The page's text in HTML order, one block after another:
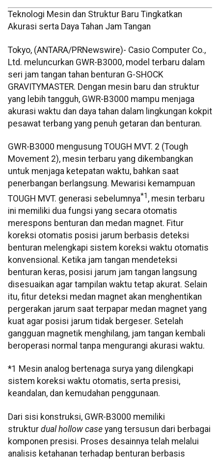
Teknologi Mesin dan Struktur Baru Tingkatkan
Akurasi serta Daya Tahan Jam Tangan
Tokyo, (ANTARA/PRNewswire)- Casio Computer Co.,
Ltd. meluncurkan GWR-B3000, model terbaru dalam
seri jam tangan tahan benturan G-SHOCK
GRAVITYMASTER. Dengan mesin baru dan struktur
yang lebih tangguh, GWR-B3000 mampu menjaga
akurasi waktu dan daya tahan dalam lingkungan kokpit
pesawat terbang yang penuh getaran dan benturan.
GWR-B3000 mengusung TOUGH MVT. 2 (Tough
Movement 2), mesin terbaru yang dikembangkan
untuk menjaga ketepatan waktu, bahkan saat
penerbangan berlangsung. Mewarisi kemampuan
TOUGH MVT. generasi sebelumnya*1 , mesin terbaru
ini memiliki dua fungsi yang secara otomatis
merespons benturan dan medan magnet. Fitur
koreksi otomatis posisi jarum berbasis deteksi
benturan melengkapi sistem koreksi waktu otomatis
konvensional. Ketika jam tangan mendeteksi
benturan keras, posisi jarum jam tangan langsung
disesuaikan agar tampilan waktu tetap akurat. Selain
itu, fitur deteksi medan magnet akan menghentikan
pergerakan jarum saat terpapar medan magnet yang
kuat agar posisi jarum tidak bergeser. Setelah
gangguan magnetik menghilang, jam tangan kembali
beroperasi normal tanpa mengurangi akurasi waktu.
*1 Mesin analog bertenaga surya yang dilengkapi
sistem koreksi waktu otomatis, serta presisi,
keandalan, dan kemudahan penggunaan.
Dari sisi konstruksi, GWR-B3000 memiliki
struktur dual hollow case yang tersusun dari berbagai
komponen presisi. Proses desainnya telah melalui
analisis ketahanan terhadap benturan berbasis